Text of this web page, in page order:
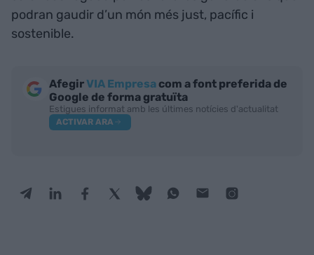
podran gaudir d’un món més just, pacífic i
sostenible.
AfegirVIA Empresa com a font preferida de
Google de forma gratuïta
Estigues informat amb les últimes notícies d'actualitat
ACTIVAR ARA